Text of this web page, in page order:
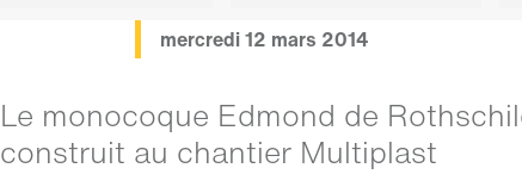
mercredi 12 mars 2014
Le monocoque Edmond de
construit au chantier Multiplast